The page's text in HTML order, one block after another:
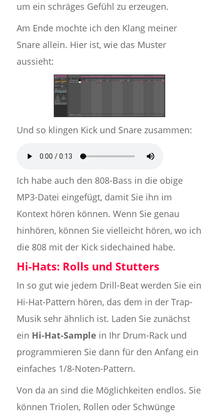
um ein schräges Gefühl zu erzeugen.
Am Ende mochte ich den Klang meiner
Snare allein. Hier ist, wie das Muster
aussieht:
Und so klingen Kick und Snare zusammen:
Ich habe auch den 808-Bass in die obige
MP3-Datei eingefügt, damit Sie ihn im
Kontext hören können. Wenn Sie genau
hinhören, können Sie vielleicht hören, wo ich
die 808 mit der Kick sidechained habe.
Hi-Hats: Rolls und Stutters
In so gut wie jedem Drill-Beat werden Sie ein
Hi-Hat-Pattern hören, das dem in der Trap-
Musik sehr ähnlich ist. Laden Sie zunächst
ein Hi-Hat-Sample in Ihr Drum-Rack und
programmieren Sie dann für den Anfang ein
einfaches 1/8-Noten-Pattern.
Von da an sind die Möglichkeiten endlos. Sie
können Triolen, Rollen oder Schwünge